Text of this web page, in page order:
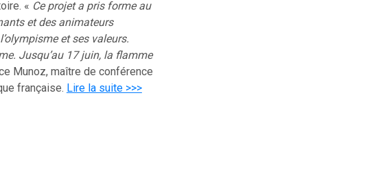
« Ce projet a pris forme au
et des animateurs
et ses valeurs.
Jusqu’au 17 juin, la flamme
Munoz, maître de conférence
française. Lire la suite >>>